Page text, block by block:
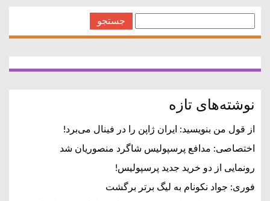
نوشته‌های تازه
از قول من بنویسید: ایران ژاپن را در فینال می‌برد!
اختصاصی: مدافع پرسپولیس شاگرد منصوریان شد
رونمایی از دو خرید جدید پرسپولیس!
فوری: جواد نکونام به لیگ برتر برگشت